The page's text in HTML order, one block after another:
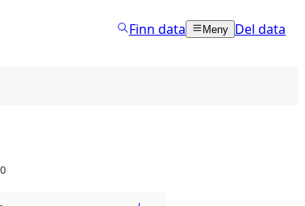
Finn data Meny Del data
0